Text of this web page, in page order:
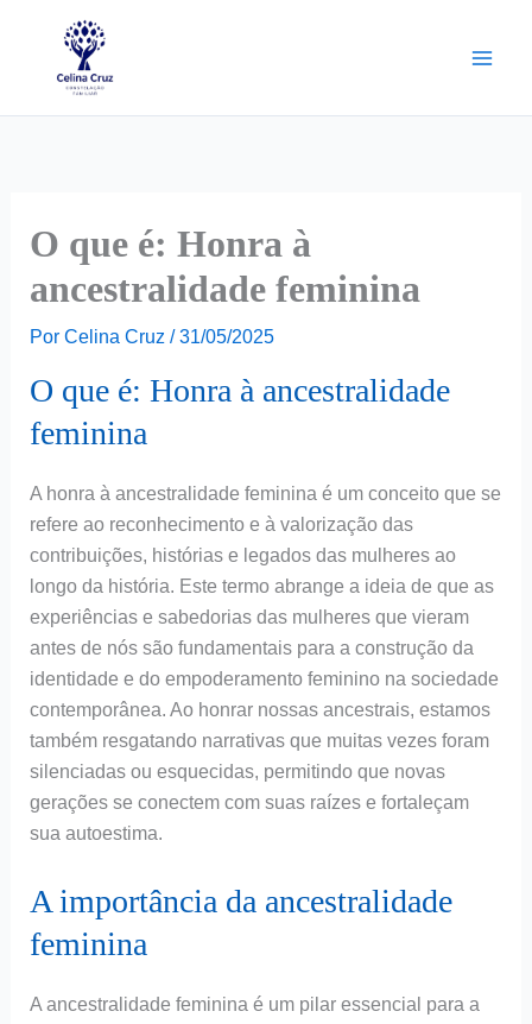
O que é: Honra à
ancestralidade feminina
Por Celina Cruz / 31/05/2025
O que é: Honra à ancestralidade
feminina
A honra à ancestralidade feminina é um conceito que se
refere ao reconhecimento e à valorização das
contribuições, histórias e legados das mulheres ao
longo da história. Este termo abrange a ideia de que as
experiências e sabedorias das mulheres que vieram
antes de nós são fundamentais para a construção da
identidade e do empoderamento feminino na sociedade
contemporânea. Ao honrar nossas ancestrais, estamos
também resgatando narrativas que muitas vezes foram
silenciadas ou esquecidas, permitindo que novas
gerações se conectem com suas raízes e fortaleçam
sua autoestima.
A importância da ancestralidade
feminina
A ancestralidade feminina é um pilar essencial para a